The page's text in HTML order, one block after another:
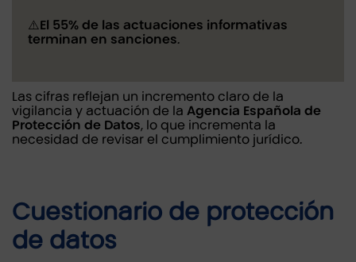
⚠️El 55% de las actuaciones informativas
terminan en sanciones.
Las cifras reflejan un incremento claro de la
vigilancia y actuación de la Agencia Española de
Protección de Datos, lo que incrementa la
necesidad de revisar el cumplimiento jurídico.
Cuestionario de protección
de datos